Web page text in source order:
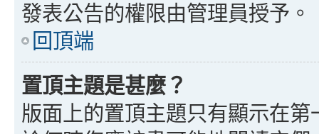
發表公告的權限由管理員授予。
回頂端
置頂主題是甚麼？
版面上的置頂主題只有顯示在